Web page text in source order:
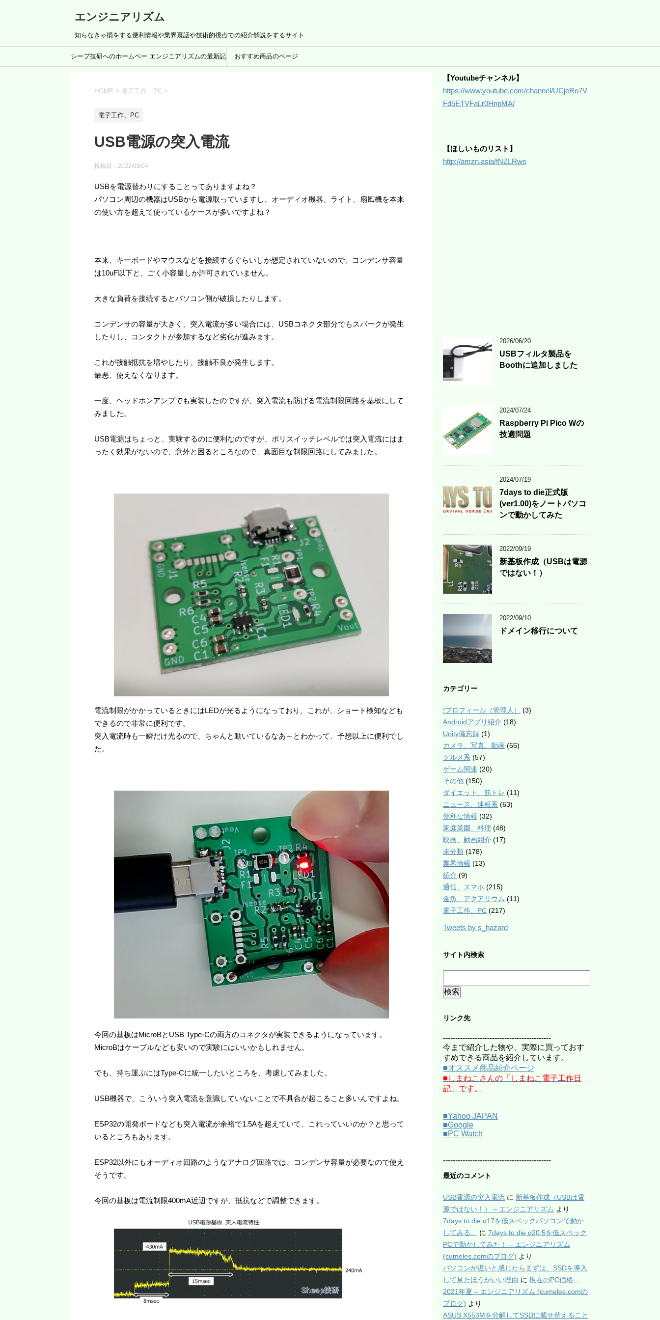
エンジニアリズム
知らなきゃ損をする便利情報や業界裏話や技術的視点での紹介解説をするサイト
シープ技研へのホームペー エンジニアリズムの最新記 おすすめ商品のページ
HOME > 電子工作、PC >
電子工作、PC
USB電源の突入電流
投稿日： 2022/09/04
USBを電源替わりにすることってありますよね？
パソコン周辺の機器はUSBから電源取っていますし、オーディオ機器、ライト、扇風機を本来
の使い方を超えて使っているケースが多いですよね？
本来、キーボードやマウスなどを接続するぐらいしか想定されていないので、コンデンサ容量
は10uF以下と、ごく小容量しか許可されていません。
大きな負荷を接続するとパソコン側が破損したりします。
コンデンサの容量が大きく、突入電流が多い場合には、USBコネクタ部分でもスパークが発生
したりし、コンタクトが参加するなど劣化が進みます。
これが接触抵抗を増やしたり、接触不良が発生します。
最悪、使えなくなります。
一度、ヘッドホンアンプでも実装したのですが、突入電流も防げる電流制限回路を基板にして
みました。
USB電源はちょっと、実験するのに便利なのですが、ポリスイッチレベルでは突入電流にはま
ったく効果がないので、意外と困るところなので、真面目な制限回路にしてみました。
電流制限がかかっているときにはLEDが光るようになっており、これが、ショート検知なども
できるので非常に便利です。
突入電流時も一瞬だけ光るので、ちゃんと動いているなあ～とわかって、予想以上に便利でし
た。
今回の基板はMicroBとUSB Type-Cの両方のコネクタが実装できるようになっています。
MicroBはケーブルなども安いので実験にはいいかもしれません。
でも、持ち運ぶにはType-Cに統一したいところを、考慮してみました。
USB機器で、こういう突入電流を意識していないことで不具合が起こること多いんですよね。
ESP32の開発ボードなども突入電流が余裕で1.5Aを超えていて、これっていいのか？と思って
いるところもあります。
ESP32以外にもオーディオ回路のようなアナログ回路では、コンデンサ容量が必要なので使え
そうです。
今回の基板は電流制限400mA近辺ですが、抵抗などで調整できます。
【Youtubeチャンネル】
https://www.youtube.com/channel/UCjeRo7V
Fd5ETVFaLr0HnpMA/
【ほしいものリスト】
http://amzn.asia/fNZLRws
2026/06/20
USBフィルタ製品を
Boothに追加しました
2024/07/24
Raspberry Pi Pico Wの
技適問題
2024/07/19
7days to die正式版
(ver1.00)をノートパソコ
ンで動かしてみた
2022/09/19
新基板作成（USBは電源
ではない！）
2022/09/10
ドメイン移行について
カテゴリー
!プロフィール（管理人）
(3)
Androidアプリ紹介 (18)
Unity備忘録 (1)
カメラ、写真、動画 (55)
グルメ系 (57)
ゲーム関連 (20)
その他 (150)
ダイエット、筋トレ (11)
ニュース、速報系 (63)
便利な情報 (32)
家庭菜園、料理 (48)
映画、動画紹介 (17)
未分類 (178)
業界情報 (13)
紹介 (9)
通信、スマホ (215)
金魚、アクアリウム (11)
電子工作、PC (217)
Tweets by s_hazard
サイト内検索
リンク先
--------------------------------------------
今まで紹介した物や、実際に買っておす
すめできる商品を紹介しています。
■オススメ商品紹介ページ
■しまねこさんの「しまねこ電子工作日
記」です。
■Yahoo JAPAN
■Google
■PC Watch
--------------------------------------------
最近のコメント
USB電源の突入電流 に 新基板作成（USBは電
源ではない！） – エンジニアリズム より
7days to die α17を低スペックパソコンで動か
してみる。
に 7days to die α20.5を低スペック
PCで動かしてみた！ – エンジニアリズム
(cumeles.comのブログ) より
パソコンが遅いと感じたらまずは、SSDを導入
して見たほうがいい理由 に 現在のPC価格
2021年夏 – エンジニアリズム (cumeles.comの
ブログ) より
ASUS X553Mを分解してSSDに載せ替えること